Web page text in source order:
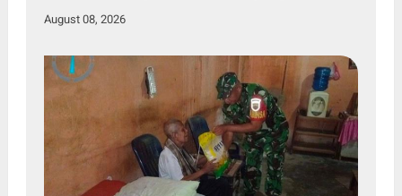
Gelar Gotong Royong
August 08, 2026